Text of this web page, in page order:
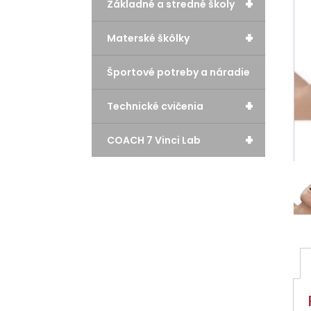
+
Základné a stredné školy
+
Materské škôlky
Športové potreby a náradie
+
Technické cvičenia
+
COACH 7 Vinci Lab